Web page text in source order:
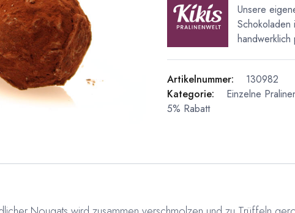
Unsere
handwerklich
Artikelnummer:
130982
Kategorie:
Einzelne
5% Rabatt